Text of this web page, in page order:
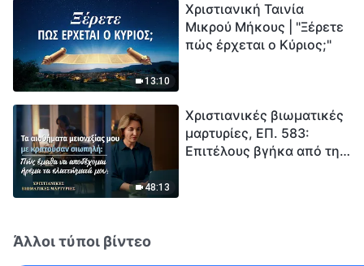
13:10
Χριστιανική Ταινία
Μικρού Μήκους | "Ξέρετε
πώς έρχεται ο Κύριος;"
48:13
Χριστιανικές βιωματικές
μαρτυρίες, ΕΠ. 583:
Επιτέλους βγήκα από τη
Άλλοι τύποι βίντεο